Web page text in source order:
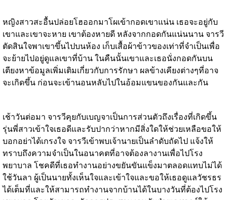
หญิงสาวสะอื้นปล่อยโฮออกมาโผเข้ากอดเขาแน่น เธอจะอยู่กับ
เขาและเขาจะหาย เขาต้องหายดี หลังจากกอดกันแน่นนาน จารวี
ตัดสินใจพาเขาขึ้นไปบนห้อง เก็บเสื้อผ้าข้าวของเท่าที่จำเป็นเพื่อ
จะย้ายไปอยู่ดูแลเขาที่บ้าน ในคืนนั้นเขาและเธอนั่งกอดกันบน
เตียงหาข้อมูลเพิ่มเติมเกี่ยวกับการรักษา ผลข้างเคียงต่างๆที่อาจ
จะเกิดขึ้น ก่อนจะเข้านอนหลับไปในอ้อมแขนของกันและกัน
เช้าวันต่อมา จารวีคุยกับเบญจาเป็นการส่วนตัวถึงเรื่องที่เกิดขึ้น
รุ่นพี่สาวเข้าใจเธอดีและรับปากว่าหากมีสิ่งใดให้ช่วยเหลือขอให้
บอกอย่าได้เกรงใจ จารวีเข้าพบเจ้านายเป็นลำดับถัดไป แจ้งให้
ทราบถึงความจำเป็นในอนาคตที่อาจต้องลางานเพื่อไปโรง
พยาบาล โชคดีที่เธอทำงานอย่างขยันขันแข็งมาตลอดแทบไม่ได้
ใช้วันลา ผู้เป็นนายทั้งเห็นใจและเข้าใจและขอให้เธอดูแลวัชรธร
ได้เต็มที่และให้สามารถทำงานจากบ้านได้ในบางวันที่ต้องไปโรง